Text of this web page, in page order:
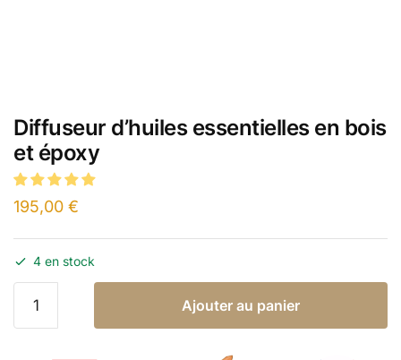
Diffuseur d’huiles essentielles en bois
et époxy
195,00 €
4 en stock
Ajouter au panier